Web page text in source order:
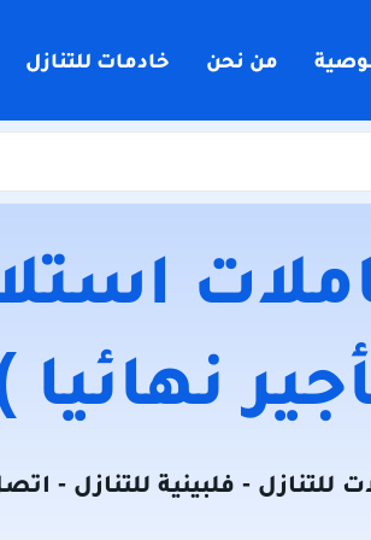
من نحن خادمات للتنازل
نهائيا
للتنازل - فلبينية للتنازل -